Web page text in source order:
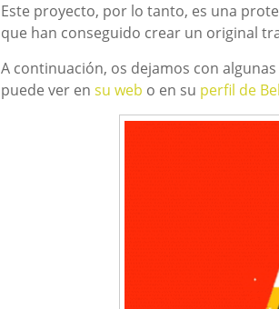
Este proyecto, por lo tanto, es una
que han conseguido crear un original
A continuación, os dejamos con
puede ver en su web o en su perfil de